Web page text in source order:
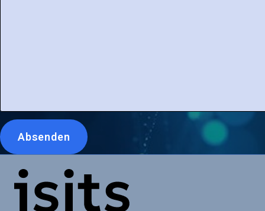
Leave
this
blank
you're
Absenden
Link zur Startseite